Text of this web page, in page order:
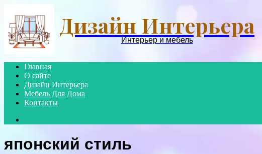
Дизайн Интерьера
Интерьер и мебель
Главная
О сайте
Дизайн Интерьера
Мебель Для Дома
Контакты
японский стиль